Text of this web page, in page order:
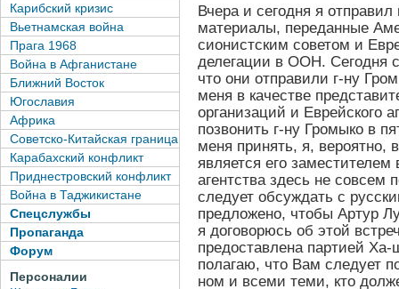
Карибский кризис
Вьетнамская война
Прага 1968
Война в Афганистане
Ближний Восток
Югославия
Африка
Советско-Китайская граница
Карабахский конфликт
Приднестровский конфликт
Война в Таджикистане
Спецслужбы
Пропаганда
Форум
Персоналии
Вчера и сегодня я
материалы, переданные
сионистским советом и
делегации в ООН. Сегодня
что они отправили г-ну
меня в качестве
организаций и Еврейского
позвонить г-ну Громыко в
меня принять, я, вероятно,
является его
агентства здесь не совсем
следует обсуждать с
предложено, чтобы Артур
я договорюсь об этой
предоставлена партией
полагаю, что Вам следует
ном и всеми теми, кто